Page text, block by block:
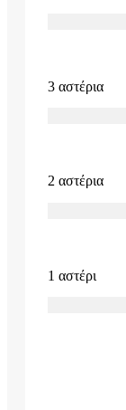
3 αστέρια
2 αστέρια
1 αστέρι